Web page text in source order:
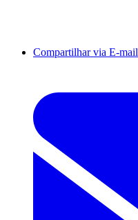
Compartilhar via E-mail